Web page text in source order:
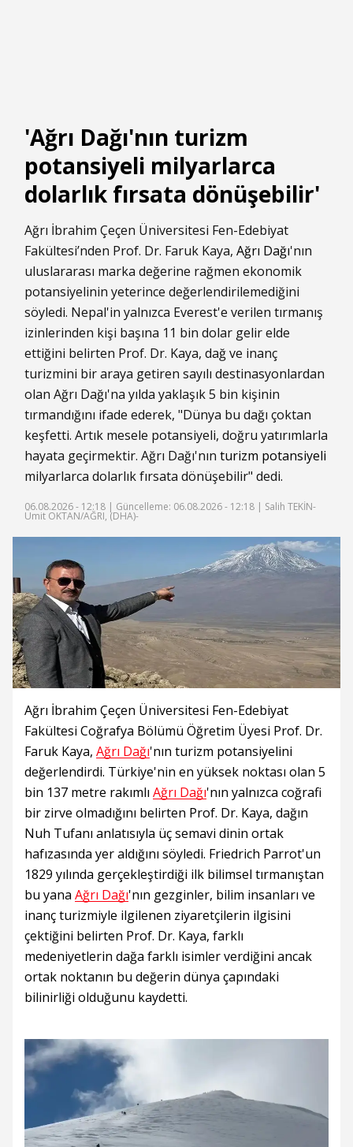
'Ağrı Dağı'nın turizm
potansiyeli milyarlarca
dolarlık fırsata dönüşebilir'
Ağrı İbrahim Çeçen Üniversitesi Fen-Edebiyat
Fakültesi’nden Prof. Dr. Faruk Kaya, Ağrı Dağı'nın
uluslararası marka değerine rağmen ekonomik
potansiyelinin yeterince değerlendirilemediğini
söyledi. Nepal'in yalnızca Everest'e verilen tırmanış
izinlerinden kişi başına 11 bin dolar gelir elde
ettiğini belirten Prof. Dr. Kaya, dağ ve inanç
turizmini bir araya getiren sayılı destinasyonlardan
olan Ağrı Dağı'na yılda yaklaşık 5 bin kişinin
tırmandığını ifade ederek, "Dünya bu dağı çoktan
keşfetti. Artık mesele potansiyeli, doğru yatırımlarla
hayata geçirmektir. Ağrı Dağı'nın turizm potansiyeli
milyarlarca dolarlık fırsata dönüşebilir" dedi.
06.08.2026 - 12:18 | Güncelleme: 06.08.2026 - 12:18 | Salih TEKİN-
Ümit OKTAN/AĞRI, (DHA)-
Ağrı İbrahim Çeçen Üniversitesi Fen-Edebiyat
Fakültesi Coğrafya Bölümü Öğretim Üyesi Prof. Dr.
Faruk Kaya, Ağrı Dağı'nın turizm potansiyelini
değerlendirdi. Türkiye'nin en yüksek noktası olan 5
bin 137 metre rakımlı Ağrı Dağı'nın yalnızca coğrafi
bir zirve olmadığını belirten Prof. Dr. Kaya, dağın
Nuh Tufanı anlatısıyla üç semavi dinin ortak
hafızasında yer aldığını söyledi. Friedrich Parrot'un
1829 yılında gerçekleştirdiği ilk bilimsel tırmanıştan
bu yana Ağrı Dağı'nın gezginler, bilim insanları ve
inanç turizmiyle ilgilenen ziyaretçilerin ilgisini
çektiğini belirten Prof. Dr. Kaya, farklı
medeniyetlerin dağa farklı isimler verdiğini ancak
ortak noktanın bu değerin dünya çapındaki
bilinirliği olduğunu kaydetti.